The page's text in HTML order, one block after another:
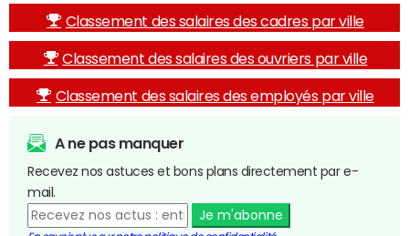
Classement des salaires des cadres par ville
Classement des salaires des ouvriers par ville
Classement des salaires des employés par ville
A ne pas manquer
Recevez nos astuces et bons plans directement par e-
mail.
Je m'abonne